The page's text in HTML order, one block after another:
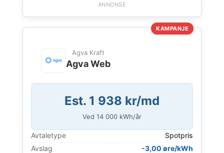
ANNONSE
KAMPANJE
Agva Kraft
Agva Web
Est. 1 938 kr/md
Ved 14 000 kWh/år
Avtaletype
Spotpris
Avslag
-3,00 øre/kWh